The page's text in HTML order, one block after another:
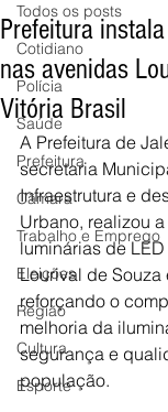
Todos os posts
Cotidiano
Polícia
Saúde
Prefeitura
Câmara
Trabalho e Emprego
Eleições
Região
Cultura
Esporte
Prefeitura
nas avenidas
Vitória Brasil
A Prefeitura de
secretaria
Infraestrutura e
Urbano, realizou
luminárias de
Lourival de Souza
reforçando o
melhoria da
segurança e
população.